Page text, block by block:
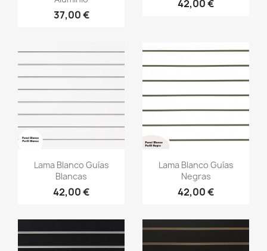
37,00 €
42,00 €
Vista rápida
Lama Blanco Guías
Blancas
42,00 €
Vista rápida
Lama Blanco Guías
Negras
42,00 €